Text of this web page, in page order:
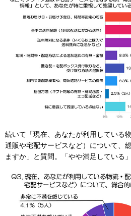
続いて「現在、あなたが利用している
通販や宅配サービスなど）について、
ますか」と質問。「やや満足している